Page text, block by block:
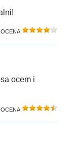
, OCENA:
ocem i
, OCENA: